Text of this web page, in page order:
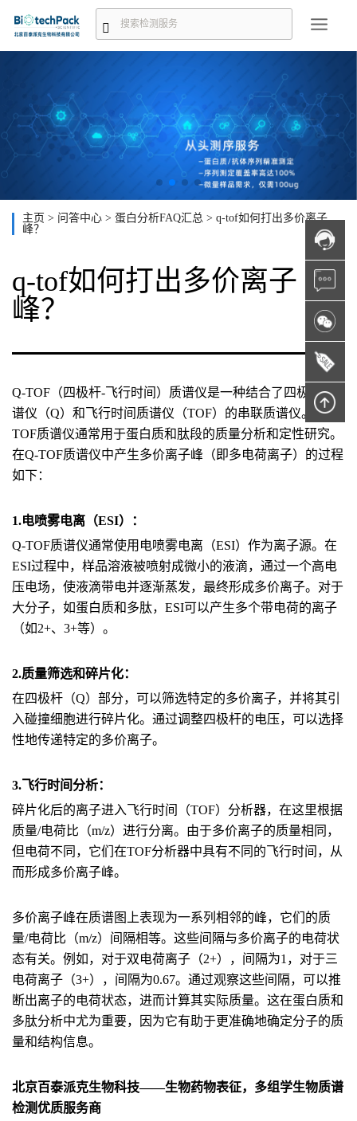
主页 > 问答中心 > 蛋白分析FAQ汇总 > q-tof如何打出多价离子
峰？
q-tof如何打出多价离子
峰？
Q-TOF（四极杆-飞行时间）质谱仪是一种结合了四极杆质
谱仪（Q）和飞行时间质谱仪（TOF）的串联质谱仪。Q-
TOF质谱仪通常用于蛋白质和肽段的质量分析和定性研究。
在Q-TOF质谱仪中产生多价离子峰（即多电荷离子）的过程
如下：
1.电喷雾电离（ESI）：
Q-TOF质谱仪通常使用电喷雾电离（ESI）作为离子源。在
ESI过程中，样品溶液被喷射成微小的液滴，通过一个高电
压电场，使液滴带电并逐渐蒸发，最终形成多价离子。对于
大分子，如蛋白质和多肽，ESI可以产生多个带电荷的离子
（如2+、3+等）。
2.质量筛选和碎片化：
在四极杆（Q）部分，可以筛选特定的多价离子，并将其引
入碰撞细胞进行碎片化。通过调整四极杆的电压，可以选择
性地传递特定的多价离子。
3.飞行时间分析：
碎片化后的离子进入飞行时间（TOF）分析器，在这里根据
质量/电荷比（m/z）进行分离。由于多价离子的质量相同，
但电荷不同，它们在TOF分析器中具有不同的飞行时间，从
而形成多价离子峰。
多价离子峰在质谱图上表现为一系列相邻的峰，它们的质
量/电荷比（m/z）间隔相等。这些间隔与多价离子的电荷状
态有关。例如，对于双电荷离子（2+），间隔为1，对于三
电荷离子（3+），间隔为0.67。通过观察这些间隔，可以推
断出离子的电荷状态，进而计算其实际质量。这在蛋白质和
多肽分析中尤为重要，因为它有助于更准确地确定分子的质
量和结构信息。
北京百泰派克生物科技——生物药物表征，多组学生物质谱
检测优质服务商